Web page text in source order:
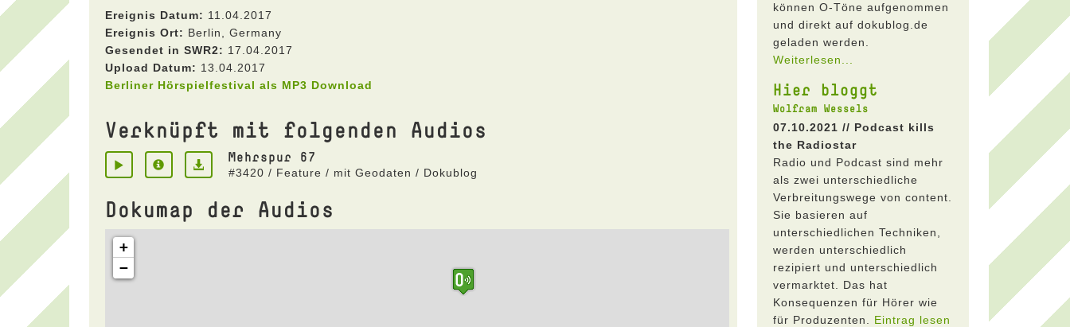
Ereignis Datum: 11.04.2017
Ereignis Ort: Berlin, Germany
Gesendet in SWR2: 17.04.2017
Upload Datum: 13.04.2017
Berliner Hörspielfestival als MP3 Download
Verknüpft mit folgenden Audios
Mehrspur 67
#3420 / Feature / mit Geodaten / Dokublog
Dokumap der Audios
können O-Töne aufgenommen
und direkt auf dokublog.de
geladen werden.
Weiterlesen...
Hier bloggt
Wolfram Wessels
07.10.2021 // Podcast kills
the Radiostar
Radio und Podcast sind mehr
als zwei unterschiedliche
Verbreitungswege von content.
Sie basieren auf
unterschiedlichen Techniken,
werden unterschiedlich
rezipiert und unterschiedlich
vermarktet. Das hat
Konsequenzen für Hörer wie
für Produzenten. Eintrag lesen